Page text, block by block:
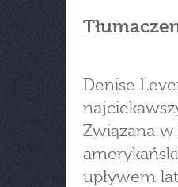
Denise
Związana
upływem